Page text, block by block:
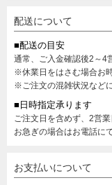
配送について
■配送の目安
通常、ご入金確認後2～4
※休業日をはさむ場合お
※ご注文の混雑状況など
■日時指定承ります
ご注文日を含めず、2営
お急ぎの場合はお電話に
お支払いについて